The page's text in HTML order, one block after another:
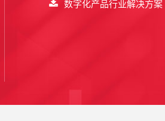
数字化产品行业解决方案